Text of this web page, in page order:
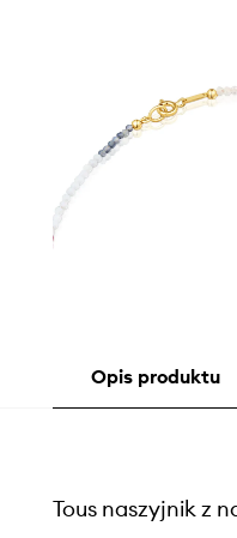
Opis produktu
Tous naszyjnik z